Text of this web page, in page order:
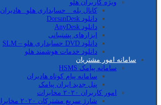
ویژه کاربران هلو
کانال بله _ حسابداری هلو_ هادیران
دانلود DorsanDesk
دانلود AnyDesk
ابزارهای پشتیبانی
دانلود DVD حسابداری هلو – SLM
دانلود خدمات هوشمند هلو
سامانه امور مشتریان
سامانه پیامک HSMS
سامانه پیام کوتاه هادیران
پنل جدید ایران پیامک
امور کاربران ۲۰۲۰ مخابرات
شارژ سریع مشترکان ۲۰۲۰ مخابرات